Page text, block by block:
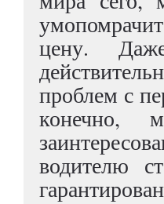
цену.
проблем с
конечно,
водителю